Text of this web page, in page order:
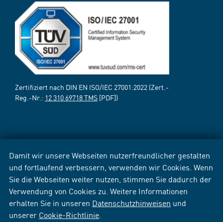
Damit wir unsere Webseiten nutzerfreundlicher gestalten
und fortlaufend verbessern, verwenden wir Cookies. Wenn
Sie die Webseiten weiter nutzen, stimmen Sie dadurch der
Verwendung von Cookies zu. Weitere Informationen
erhalten Sie in unseren Datenschutzhinweisen und
unserer Cookie-Richtlinie
Zertifiziert nach DIN EN ISO/IEC 27001:2022 (Zert.-
Reg.-Nr.: 12 310 69718 TMS [PDF])